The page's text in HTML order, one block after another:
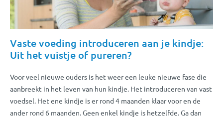
Vaste voeding introduceren aan je kindje:
Uit het vuistje of pureren?
Voor veel nieuwe ouders is het weer een leuke nieuwe fase die
aanbreekt in het leven van hun kindje. Het introduceren van vast
voedsel. Het ene kindje is er rond 4 maanden klaar voor en de
ander rond 6 maanden. Geen enkel kindje is hetzelfde. Ga dan